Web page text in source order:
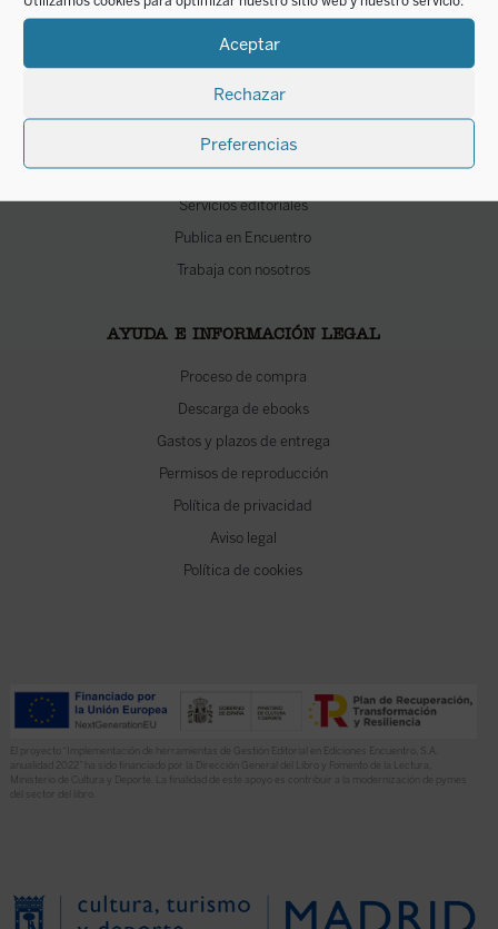
Aceptar
Rechazar
Preferencias
Contacto
SERVICIOS
Descarga nuestro catálogo
Foreign rights
Servicios editoriales
Publica en Encuentro
Trabaja con nosotros
AYUDA E INFORMACIÓN LEGAL
Proceso de compra
Descarga de ebooks
Gastos y plazos de entrega
Permisos de reproducción
Política de privacidad
Aviso legal
Política de cookies
El proyecto “Implementación de herramientas de Gestión Editorial en Ediciones Encuentro, S.A.
anualidad 2022” ha sido financiado por la Dirección General del Libro y Fomento de la Lectura,
Ministerio de Cultura y Deporte. La finalidad de este apoyo es contribuir a la modernización de pymes
del sector del libro.